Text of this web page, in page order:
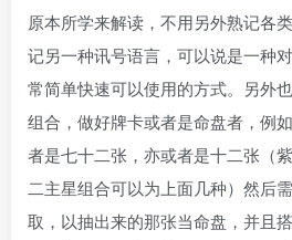
原本所学来解读，不用另外熟记各
记另一种讯号语言，可以说是一种
常简单快速可以使用的方式。另外
组合，做好牌卡或者是命盘者，例
者是七十二张，亦或者是十二张（
二主星组合可以为上面几种）然后
取，以抽出来的那张当命盘，并且